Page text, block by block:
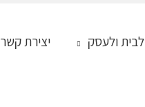
לבית ולעסק יצירת קשר